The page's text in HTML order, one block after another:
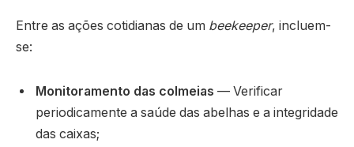
Entre as ações cotidianas de um beekeeper, incluem-
se:
Monitoramento das colmeias — Verificar
periodicamente a saúde das abelhas e a integridade
das caixas;